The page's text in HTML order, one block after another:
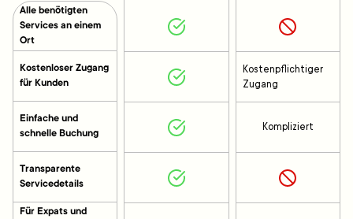
Alle benötigten
Services an einem
Ort
Kostenloser Zugang
für Kunden
Einfache und
schnelle Buchung
Transparente
Servicedetails
Für Expats und
Kostenpflichtiger
Zugang
Kompliziert